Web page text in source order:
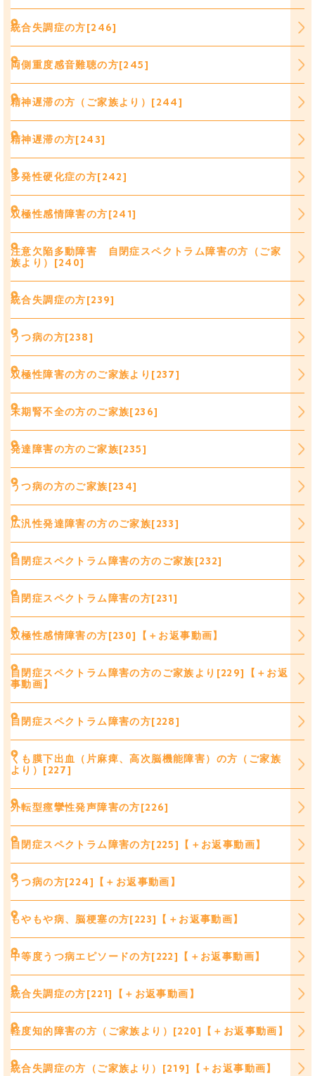
統合失調症の方[246]
両側重度感音難聴の方[245]
精神遅滞の方（ご家族より）[244]
精神遅滞の方[243]
多発性硬化症の方[242]
双極性感情障害の方[241]
注意欠陥多動障害 自閉症スペクトラム障害の方（ご家
族より）[240]
統合失調症の方[239]
うつ病の方[238]
双極性障害の方のご家族より[237]
末期腎不全の方のご家族[236]
発達障害の方のご家族[235]
うつ病の方のご家族[234]
広汎性発達障害の方のご家族[233]
自閉症スペクトラム障害の方のご家族[232]
自閉症スペクトラム障害の方[231]
双極性感情障害の方[230]【＋お返事動画】
自閉症スペクトラム障害の方のご家族より[229]【＋お返
事動画】
自閉症スペクトラム障害の方[228]
くも膜下出血（片麻痺、高次脳機能障害）の方（ご家族
より）[227]
外転型痙攣性発声障害の方[226]
自閉症スペクトラム障害の方[225]【＋お返事動画】
うつ病の方[224]【＋お返事動画】
もやもや病、脳梗塞の方[223]【＋お返事動画】
中等度うつ病エピソードの方[222]【＋お返事動画】
統合失調症の方[221]【＋お返事動画】
軽度知的障害の方（ご家族より）[220]【＋お返事動画】
統合失調症の方（ご家族より）[219]【＋お返事動画】